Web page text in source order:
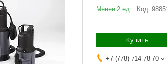
Менее 2 ед. Код:
Купить
+7 (778) 714-78-70